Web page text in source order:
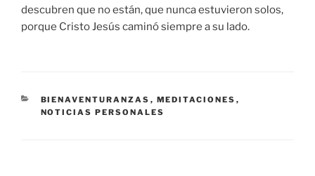
descubren que no están, que nunca estuvieron solos,
porque Cristo Jesús caminó siempre a su lado.
CATEGORÍAS
BIENAVENTURANZAS , MEDITACIONES ,
NOTICIAS PERSONALES